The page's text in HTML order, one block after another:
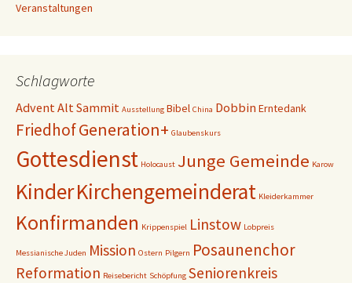
Veranstaltungen
Schlagworte
AdventAlt Sammit Ausstellung Bibel China Dobbin Erntedank
FriedhofGeneration+ Glaubenskurs
Gottesdienst Holocaust Junge Gemeinde Karow
KinderKirchengemeinderat Kleiderkammer
Konfirmanden Krippenspiel Linstow Lobpreis
Messianische Juden Mission Ostern Pilgern Posaunenchor
Reformation Reisebericht Schöpfung Seniorenkreis